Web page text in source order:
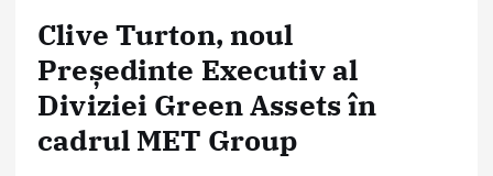
Clive Turton, noul
Președinte Executiv al
Diviziei Green Assets în
cadrul MET Group